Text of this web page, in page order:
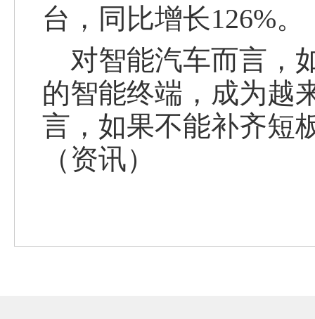
台，同比增长126%。
对智能汽车而言，
的智能终端，成为越
言，如果不能补齐短
（资讯）